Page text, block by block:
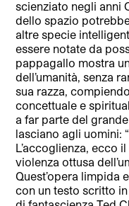
scienziato negli anni
dello spazio
altre specie
essere notate da
pappagallo mostra
dell’umanità, senza
sua razza,
concettuale e
a far parte del
lasciano agli uomini:
L’accoglienza, ecco
violenza ottusa
Quest’opera limpida
con un testo scritto